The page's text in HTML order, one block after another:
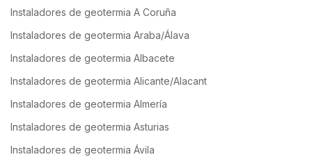
Instaladores de geotermia A Coruña
Instaladores de geotermia Araba/Álava
Instaladores de geotermia Albacete
Instaladores de geotermia Alicante/Alacant
Instaladores de geotermia Almería
Instaladores de geotermia Asturias
Instaladores de geotermia Ávila